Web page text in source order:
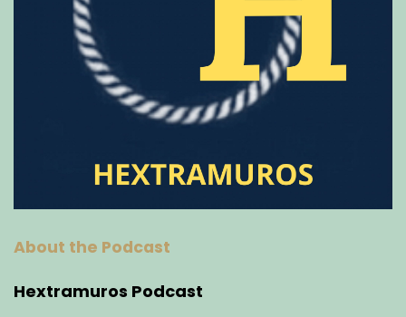
About the Podcast
Hextramuros Podcast